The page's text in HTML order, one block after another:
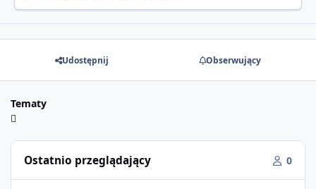
Udostępnij Obserwujący
Tematy
Ostatnio przeglądający 0